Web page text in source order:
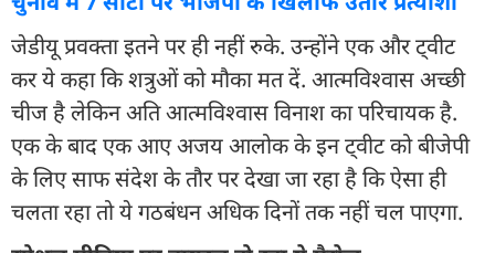
जेडीयू प्रवक्ता इतने पर ही नहीं रुके. उन्होंने एक और ट्वीट
कर ये कहा कि शत्रुओं को मौका मत दें. आत्मविश्वास अच्छी
चीज है लेकिन अति आत्मविश्वास विनाश का परिचायक है.
एक के बाद एक आए अजय आलोक के इन ट्वीट को बीजेपी
के लिए साफ संदेश के तौर पर देखा जा रहा है कि ऐसा ही
चलता रहा तो ये गठबंधन अधिक दिनों तक नहीं चल पाएगा.